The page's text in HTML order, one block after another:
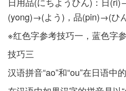
(yong)→(よう)，品(pin)→(ひ
※红色字参考技巧一，蓝色字
技巧三
汉语拼音“ao”和“ou”在日语中